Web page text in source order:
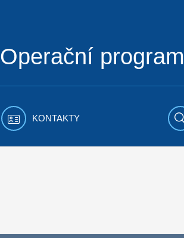
Operační program
KONTAKTY